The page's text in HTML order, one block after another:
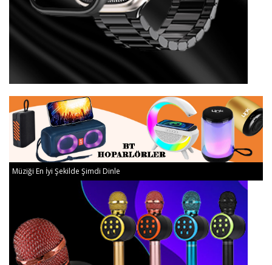
Müziği En İyi Şekilde Şimdi Dinle